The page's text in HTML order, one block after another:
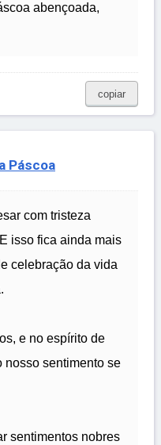
abençoada,
copiar
Páscoa
com tristeza
isso fica ainda mais
celebração da vida
e no espírito de
nosso sentimento se
sentimentos nobres